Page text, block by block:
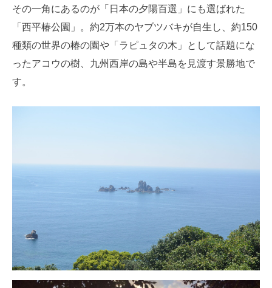
その一角にあるのが「日本の夕陽百選」にも選ばれた
「西平椿公園」。約2万本のヤブツバキが自生し、約150
種類の世界の椿の園や「ラピュタの木」として話題にな
ったアコウの樹、九州西岸の島や半島を見渡す景勝地で
す。